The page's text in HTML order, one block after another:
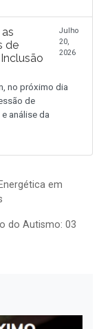
de
Julho
20,
2026
no próximo dia
de
análise da
em
do Autismo: 03